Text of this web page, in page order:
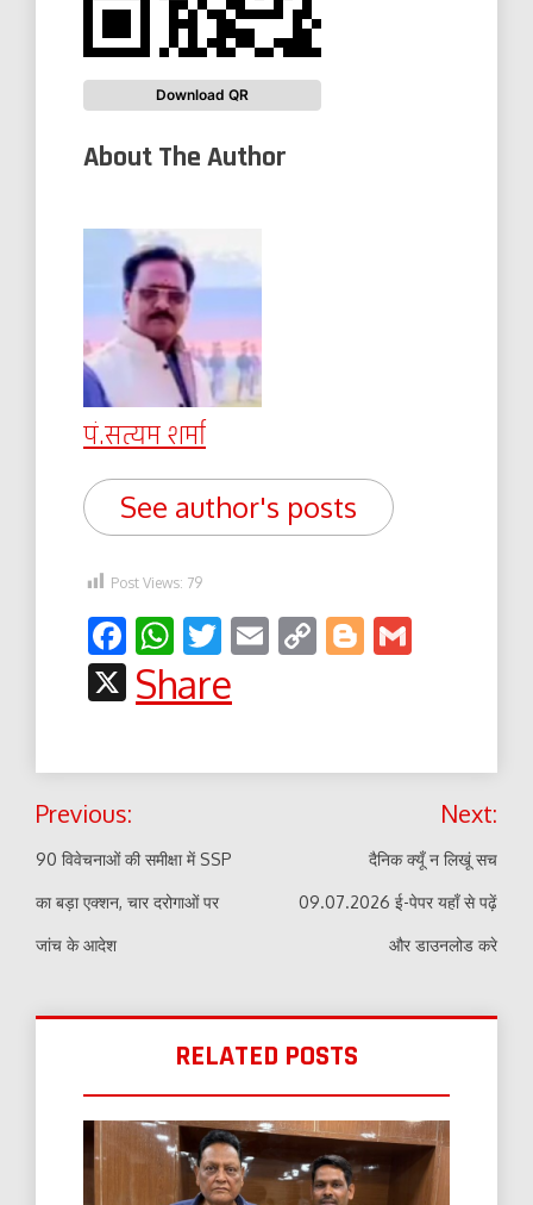
Download QR
About The Author
पं.सत्यम शर्मा
See author's posts
Post Views: 79
Facebook
WhatsApp
Twitter
EmailCopyBlogger
X
Share
Post
navigation
Previous:
90 विवेचनाओं की समीक्षा में SSP
का बड़ा एक्शन, चार दरोगाओं पर
जांच के आदेश
Next:
दैनिक क्यूँ न लिखूं सच
09.07.2026 ई-पेपर यहाँ से पढ़ें
और डाउनलोड करे
RELATED POSTS